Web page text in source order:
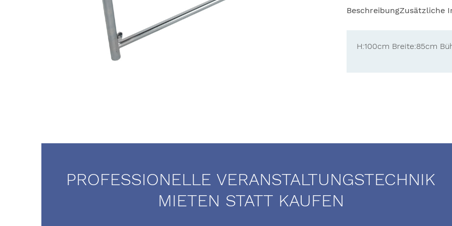
BeschreibungZusätzliche
H:100cm Breite:85cm
PROFESSIONELLE VERANSTALTUNGSTECHNIK
MIETEN STATT KAUFEN